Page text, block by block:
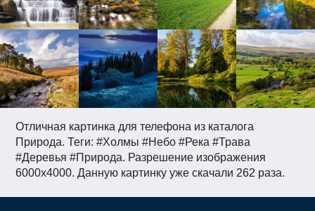
Отличная картинка для телефона из каталога
Природа. Теги: #Холмы #Небо #Река #Трава
#Деревья #Природа. Разрешение изображения
6000x4000. Данную картинку уже скачали 262 раза.